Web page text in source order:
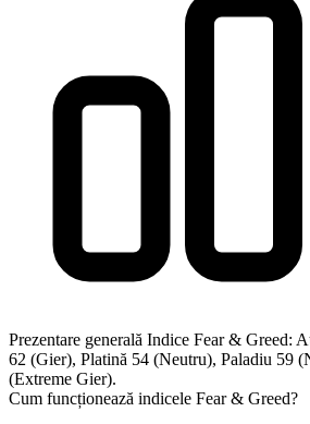
Prezentare generală Indice Fear & Greed:
62 (Gier), Platină 54 (Neutru), Paladiu 59
(Extreme Gier).
Cum funcționează indicele Fear & Greed?